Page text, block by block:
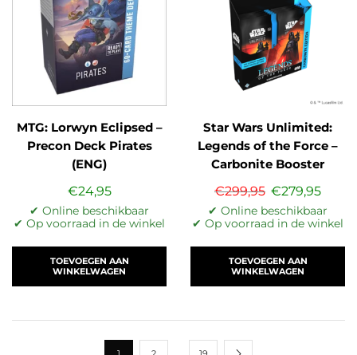
MTG: Lorwyn Eclipsed –
Precon Deck Pirates
(ENG)
€24,95
✔ Online beschikbaar
✔ Op voorraad in de winkel
TOEVOEGEN AAN
WINKELWAGEN
Star Wars Unlimited:
Legends of the Force –
Carbonite Booster
Displa…
€299,95 €279,95
✔ Online beschikbaar
✔ Op voorraad in de winkel
TOEVOEGEN AAN
WINKELWAGEN